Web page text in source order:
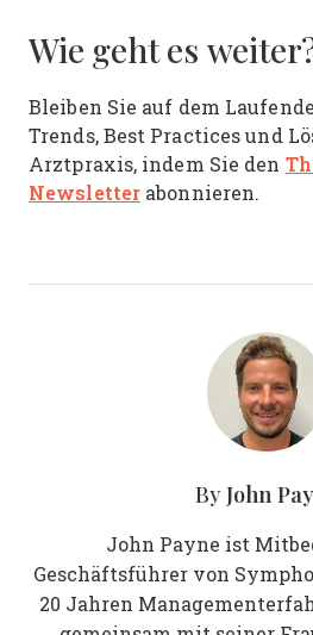
Wie geht es
Bleiben Sie auf dem
Trends, Best Practices und
Arztpraxis, indem Sie den
Newsletter abonnieren.
By John
John Payne ist
Geschäftsführer von
20 Jahren